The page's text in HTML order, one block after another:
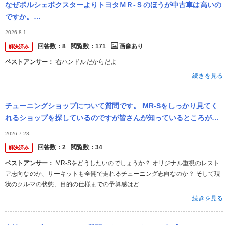
なぜポルシェボクスターよりトヨタＭＲ‐Ｓのほうが中古車は高いの
ですか。
・・・・・・・・・・・・・・・・・・・・・・・・・・・・・・・
例えばボクスターの１９９９年式２０００年式の平均相場...
2026.8.1
解決済み 回答数： 8 閲覧数： 171 画像あり
ベストアンサー： 右ハンドルだからだよ
続きを見る
チューニングショップについて質問です。 MR-Sをしっかり見てく
れるショップを探しているのですが皆さんが知っているところがあ
れば教えて欲しいです！ 東京近辺だと幸いです。なおテクノプロス
ピリット...
2026.7.23
解決済み 回答数： 2 閲覧数： 34
ベストアンサー：
ア志向なのか、サーキットも全開で走れるチューニング志向なのか？ そして現
状のクルマの状態、目的の仕様までの予算感はど...
続きを見る